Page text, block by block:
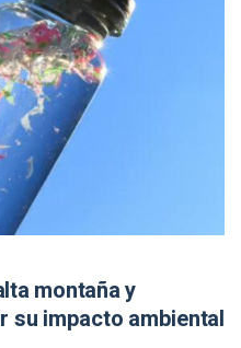
montaña y
su impacto ambiental